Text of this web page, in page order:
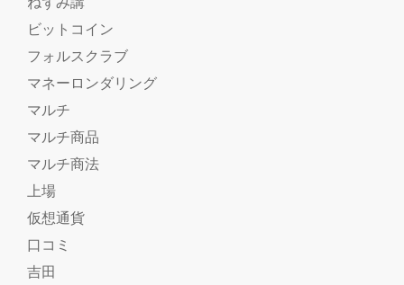
ビットコイン
フォルスクラブ
マネーロンダリング
マルチ
マルチ商品
マルチ商法
上場
仮想通貨
口コミ
吉田